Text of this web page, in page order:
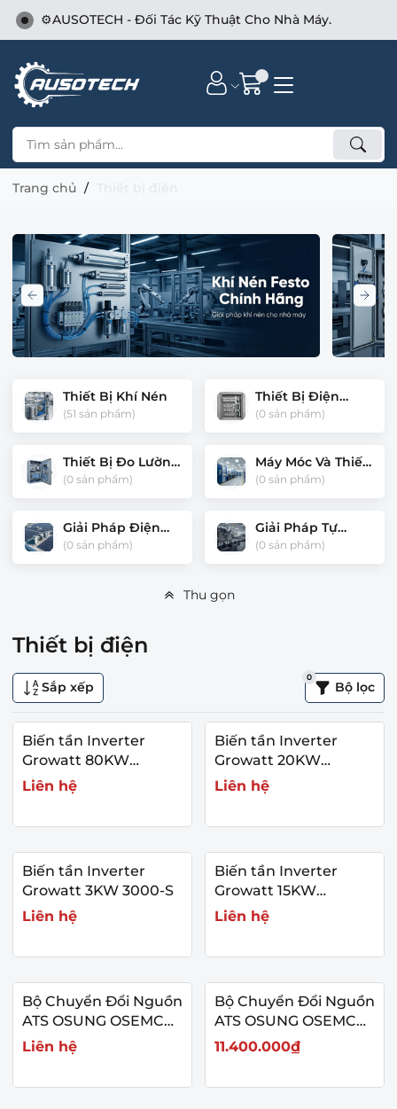
⚙️AUSOTECH - Đối Tác Kỹ Thuật Cho Nhà Máy.
Trang chủ
Thiết Bị Khí Nén
(51 sản phẩm)
Thiết Bị Điện
Công Nghiệp
(0 sản phẩm)
Thiết Bị Đo Lường
Và Điều Khiển
(0 sản phẩm)
Máy Móc Và Thiết
Bị Công Nghiệp
(0 sản phẩm)
Giải Pháp Điện
Năng Lượng Mặt
(0 sản phẩm)
Giải Pháp Tự
Động Hóa Nhà
(0 sản phẩm)
Thu gọn
Thiết bị điện
Sắp xếp Bộ lọc
0
Biến tần Inverter
Growatt 80KW
MAX80KTL3 LV
Liên hệ
Biến tần Inverter
Growatt 20KW
20000TL3-S
Liên hệ
Biến tần Inverter
Growatt 3KW 3000-S
Liên hệ
Biến tần Inverter
Growatt 15KW
15000TL3-S
Liên hệ
Bộ Chuyển Đổi Nguồn
ATS OSUNG OSEMCO
OSS-62-TN
Liên hệ
Bộ Chuyển Đổi Nguồn
ATS OSUNG OSEMCO
OSS-61-TN
11.400.000₫